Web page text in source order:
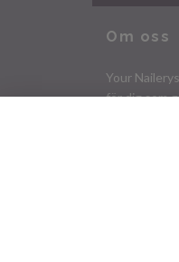
Om oss
Your
för dig som